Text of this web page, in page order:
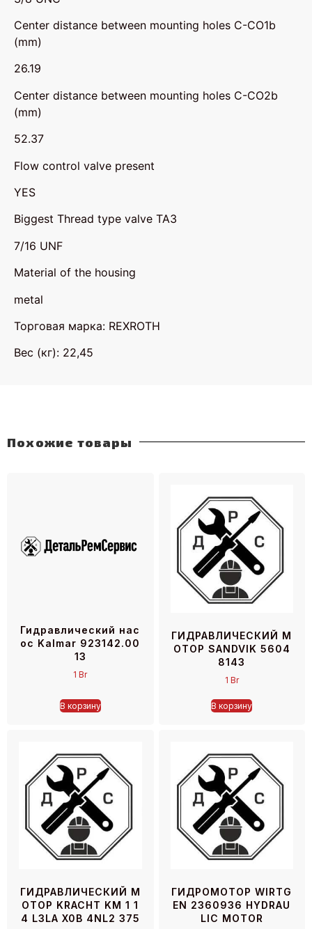
Center distance between mounting holes C-CO1b
(mm)
26.19
Center distance between mounting holes C-CO2b
(mm)
52.37
Flow control valve present
YES
Biggest Thread type valve TA3
7/16 UNF
Material of the housing
metal
Торговая марка: REXROTH
Вес (кг): 22,45
Похожие товары
Гидравлический нас
ос Kalmar 923142.00
13
1Br
В корзину
ГИДРАВЛИЧЕСКИЙ М
ОТОР SANDVIK 5604
8143
1 Br
В корзину
ГИДРАВЛИЧЕСКИЙ М
ОТОР KRACHT KM 1 1
4 L3LA X0B 4NL2 375
ГИДРОМОТОР WIRTG
EN 2360936 HYDRAU
LIC MOTOR